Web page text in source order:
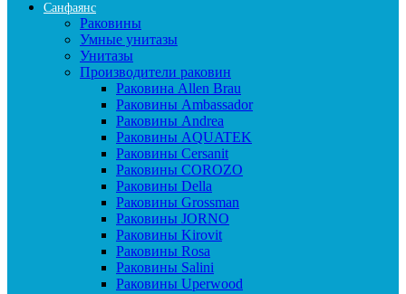
Санфаянс
Раковины
Умные унитазы
Унитазы
Производители раковин
Раковина Allen Brau
Раковины Ambassador
Раковины Andrea
Раковины AQUATEK
Раковины Cersanit
Раковины COROZO
Раковины Della
Раковины Grossman
Раковины JORNO
Раковины Kirovit
Раковины Rosa
Раковины Salini
Раковины Uperwood